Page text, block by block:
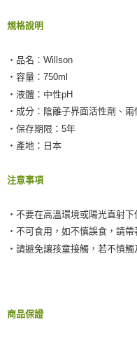
規格說明
‧品名：Willson
‧容量：750ml
‧液體：中性pH
‧成分：陰離子界面活性劑、兩
‧保存期限：5年
‧產地：日本
注意事項
‧不要在高溫環境或陽光直射
‧不可食用，如不慎誤食，請帶
‧請避免讓孩童接觸，若不慎
商品保證